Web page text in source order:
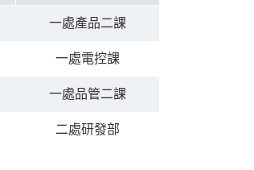
一處產品二課
一處電控課
一處品管二課
二處研發部